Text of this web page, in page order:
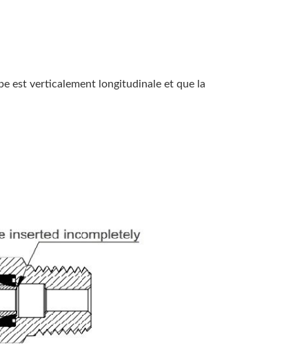
est verticalement longitudinale et que la